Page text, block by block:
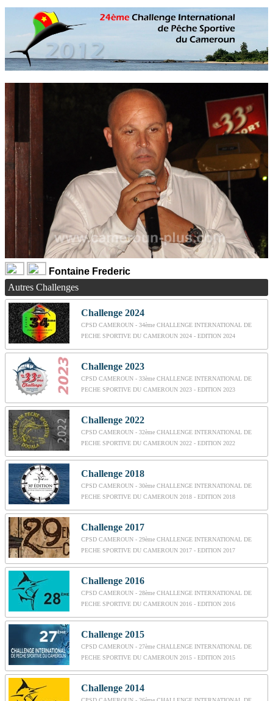
Fontaine Frederic
Autres Challenges
Challenge 2024
CPSD CAMEROUN - 34ème CHALLENGE INTERNATIONAL DE
PECHE SPORTIVE DU CAMEROUN 2024 - EDITION 2024
Challenge 2023
CPSD CAMEROUN - 33ème CHALLENGE INTERNATIONAL DE
PECHE SPORTIVE DU CAMEROUN 2023 - EDITION 2023
Challenge 2022
CPSD CAMEROUN - 32ème CHALLENGE INTERNATIONAL DE
PECHE SPORTIVE DU CAMEROUN 2022 - EDITION 2022
Challenge 2018
CPSD CAMEROUN - 30ème CHALLENGE INTERNATIONAL DE
PECHE SPORTIVE DU CAMEROUN 2018 - EDITION 2018
Challenge 2017
CPSD CAMEROUN - 29ème CHALLENGE INTERNATIONAL DE
PECHE SPORTIVE DU CAMEROUN 2017 - EDITION 2017
Challenge 2016
CPSD CAMEROUN - 28ème CHALLENGE INTERNATIONAL DE
PECHE SPORTIVE DU CAMEROUN 2016 - EDITION 2016
Challenge 2015
CPSD CAMEROUN - 27ème CHALLENGE INTERNATIONAL DE
PECHE SPORTIVE DU CAMEROUN 2015 - EDITION 2015
Challenge 2014